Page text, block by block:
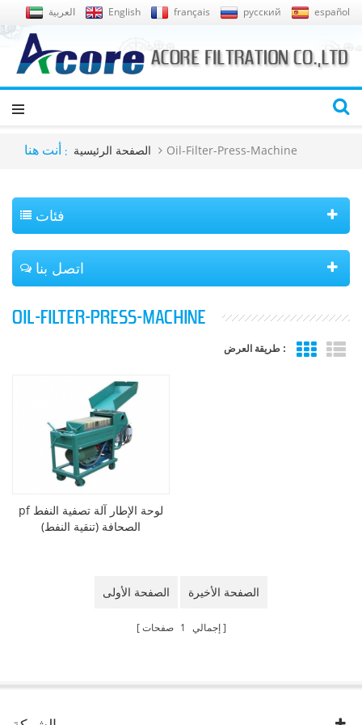
العربية English français русский español
أنت هنا : الصفحة الرئيسية Oil-Filter-Press-Machine
فئات
اتصل بنا
OIL-FILTER-PRESS-MACHINE
طريقة العرض :
pf لوحة الإطار آلة تصفية النفط
الصحافة (تنقية النفط)
الصفحة الأولى الصفحة الأخيرة
إجمالي 1 صفحات